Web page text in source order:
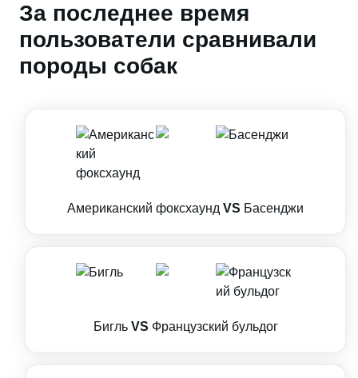
За последнее время
пользователи сравнивали
породы собак
Американский фоксхаунд VS Басенджи
Бигль VS Французский бульдог